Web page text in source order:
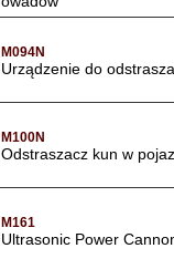
M094N
Urządzenie do
M100N
Odstraszacz kun w
M161
Ultrasonic Power